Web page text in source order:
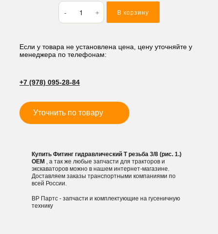
Количество
товара
Фитинг
Т
резьба
1.)
В корзину
Если у товара не установлена цена, цену уточняйте у
менеджера по телефонам:
+7 (978) 095-28-84
Уточнить по товару
Купить Фитинг гидравлический Т резьба 3/8 (рис. 1.)
OEM , а так же любые запчасти для тракторов и
экскаваторов можно в нашем интернет-магазине.
Доставляем заказы транспортными компаниями по
всей России.
ВР Партс - запчасти и комплектующие на гусеничную
технику